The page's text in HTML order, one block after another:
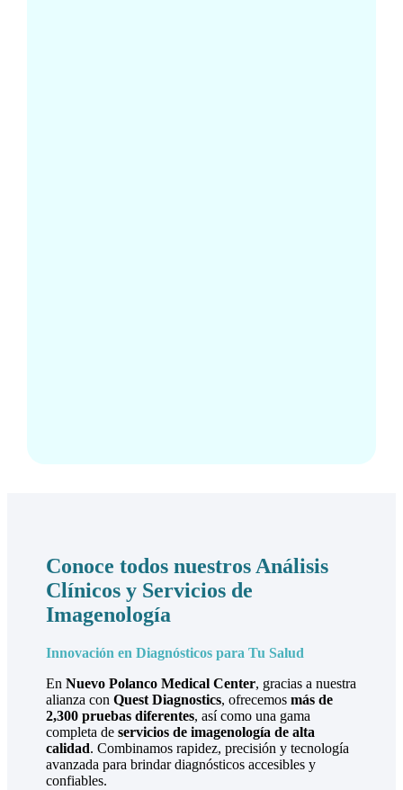
Conoce todos nuestros Análisis
Clínicos y Servicios de
Imagenología
Innovación en Diagnósticos para Tu Salud
EnNuevo Polanco Medical Center, gracias a nuestra
alianza conQuest Diagnostics, ofrecemosmás de
2,300 pruebas diferentes, así como una gama
completa deservicios de imagenología de alta
calidad. Combinamos rapidez, precisión y tecnología
avanzada para brindar diagnósticos accesibles y
confiables.